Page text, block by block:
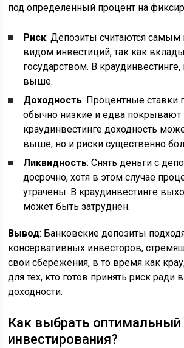
под определенный процент на
Риск: Депозиты считаются
видом инвестиций, так как
государством. В
выше.
Доходность: Процентные ставки
обычно низкие и едва
краудинвестинге доходность
выше, но и риски существенно
Ликвидность: Снять деньги с
досрочно, хотя в этом случае
утрачены. В краудинвестинге
может быть затруднен.
Вывод: Банковские депозиты
консервативных инвесторов,
свои сбережения, в то время как
для тех, кто готов принять риск ради
доходности.
Как выбрать оптимальный
инвестирования?